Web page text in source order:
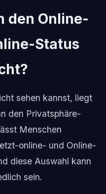
den Online-
Status
sehen kannst, liegt
den Privatsphäre-
Menschen
online- und Online-
diese Auswahl kann
sein.